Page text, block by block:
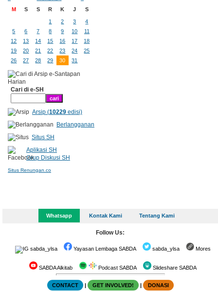
M
S S R K J S
1 2 3
4
5
6 7 8 9 10
11
12
13 14 15 16 17
18
19
20 21 22 23 24
25
26
27 28 29 30 31
Cari di e-SH
Arsip (10229edisi)
Berlangganan
Situs SH
Aplikasi SH
Grup Diskusi SH
Situs Renungan.co
Whatsapp Kontak Kami Tentang Kami
Follow Us:
sabda_ylsa Yayasan Lembaga SABDA sabda_ylsa Mores
SABDA Alkitab Podcast SABDA Slideshare SABDA
CONTACT | GET INVOLVED! | DONASI